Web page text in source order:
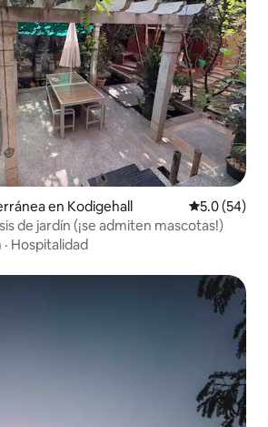
en Kodigehall Calificación
5.0 (54)
de jardín (¡se admiten mascotas!)
· Hospitalidad